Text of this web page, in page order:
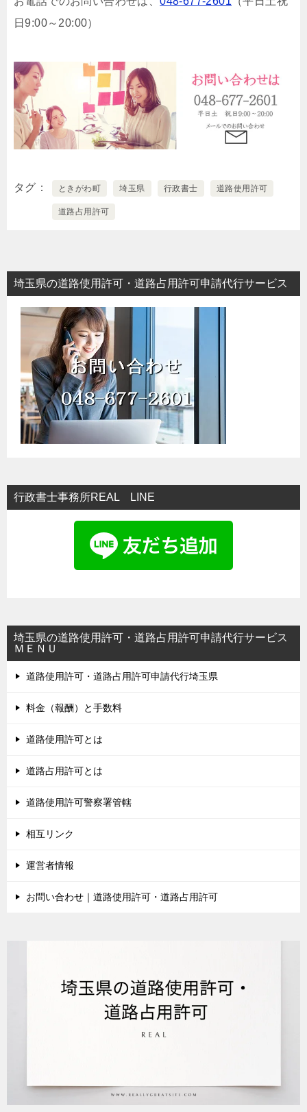
日9:00～20:00）
タグ ときがわ町 埼玉県 行政書士 道路使用許可
道路占用許可
埼玉県の道路使用許可・道路占用許可申請代行サービス
行政書士事務所REAL LINE
埼玉県の道路使用許可・道路占用許可申請代行サービス
ＭＥＮＵ
道路使用許可・道路占用許可申請代行埼玉県
料金（報酬）と手数料
道路使用許可とは
道路占用許可とは
道路使用許可警察署管轄
相互リンク
運営者情報
お問い合わせ｜道路使用許可・道路占用許可